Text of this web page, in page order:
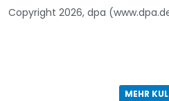
Copyright 2026, dpa
MEHR